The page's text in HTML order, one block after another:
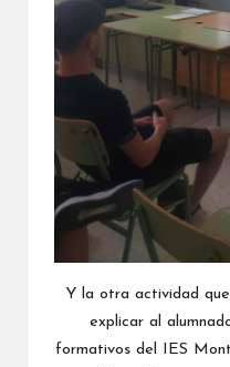
Y la otra actividad
explicar al
formativos del IES